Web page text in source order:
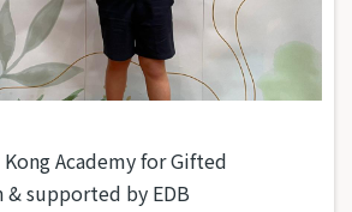
Academy for Gifted
& supported by EDB